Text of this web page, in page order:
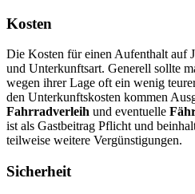
Kosten
Die Kosten für einen Aufenthalt auf
und Unterkunftsart. Generell sollte
wegen ihrer Lage oft ein wenig
den Unterkunftskosten kommen
Fahrradverleih und eventuelle
ist als Gastbeitrag Pflicht und
teilweise weitere Vergünstigungen.
Sicherheit